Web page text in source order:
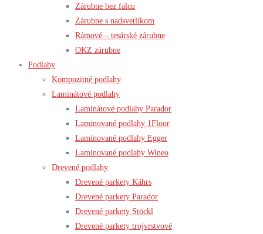
Zárubne bez falcu
Zárubne s nadsvetlíkom
Rámové – tesárské zárubne
OKZ zárubne
Podlahy
Kompozitné podlahy
Laminátové podlahy
Laminátové podlahy Parador
Laminované podlahy 1Floor
Laminované podlahy Egger
Laminované podlahy Wineo
Drevené podlahy
Drevené parkety Kährs
Drevené parkety Parador
Drevené parkety Stöckl
Drevené parkety trojvrstvové